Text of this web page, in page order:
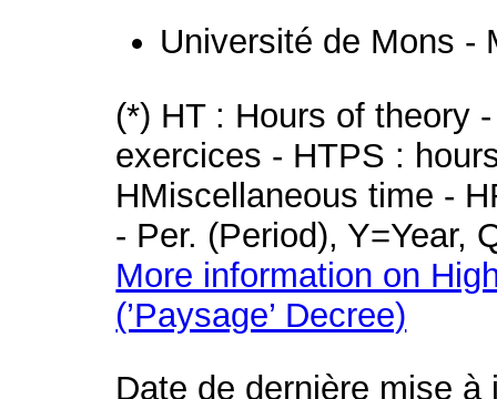
Université de Mons -
(*) HT : Hours of theory
exercices - HTPS :
HMiscellaneous time -
- Per. (Period), Y=Year,
More information on
(’Paysage’ Decree)
Date de dernière mise